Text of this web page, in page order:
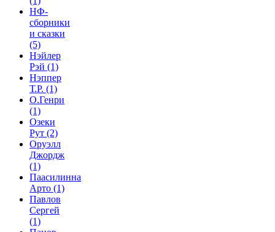
НФ-
сборники
и сказки
(5)
Нэйлер
Рэй (1)
Нэппер
Т.Р. (1)
О.Генри
(1)
Озеки
Рут (2)
Оруэлл
Джордж
(1)
Паасилинна
Арто (1)
Павлов
Сергей
(1)